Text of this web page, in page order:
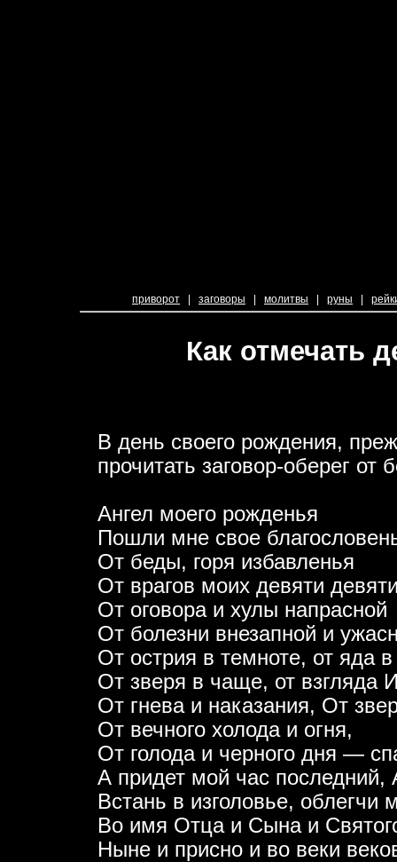
приворот заговоры молитвы руны
Как отмечать
В день своего рождения,
прочитать заговор-оберег от
Ангел моего рожденья
Пошли мне свое
От беды, горя избавленья
От врагов моих девяти
От оговора и хулы напрасной
От болезни внезапной и
От острия в темноте, от яда
От зверя в чаще, от взгляда
От гнева и наказания, От
От вечного холода и огня,
От голода и черного дня —
А придет мой час последний,
Встань в изголовье, облегчи
Во имя Отца и Сына и
Ныне и присно и во веки